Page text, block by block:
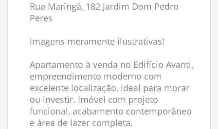
Rua Maringá, 182 Jardim Dom Pedro
Peres
Imagens meramente ilustrativas!
Apartamento à venda no Edifício Avanti,
empreendimento moderno com
excelente localização, ideal para morar
ou investir. Imóvel com projeto
funcional, acabamento contemporâneo
e área de lazer completa.